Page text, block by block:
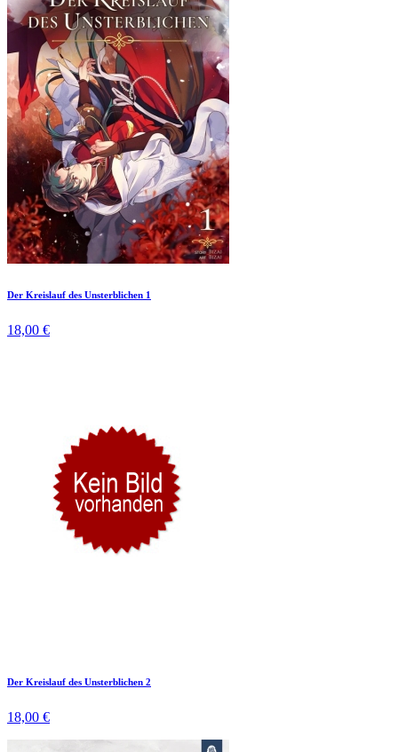
Der Kreislauf des Unsterblichen 1
18,00 €
Der Kreislauf des Unsterblichen 2
18,00 €